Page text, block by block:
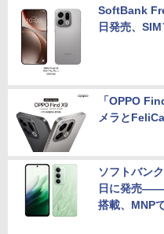
SoftBank
日発売、
「OPPO
メラと
ソフトバン
日に発売
搭載、MNP